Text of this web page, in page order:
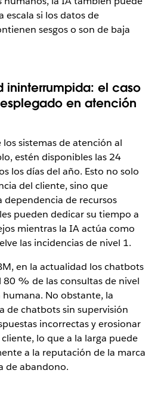
escala si los datos de
sesgos o son de baja
ininterrumpida: el caso
en atención
sistemas de atención al
estén disponibles las 24
los días del año. Esto no solo
del cliente, sino que
de recursos
pueden dedicar su tiempo a
mientras la IA actúa como
las incidencias de nivel 1.
en la actualidad los chatbots
80 % de las consultas de nivel
No obstante, la
de chatbots sin supervisión
incorrectas y erosionar
lo que a la larga puede
a la reputación de la marca
de abandono.